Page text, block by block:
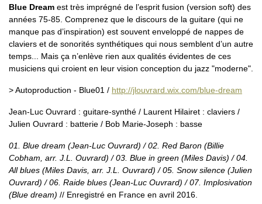
Blue Dream est très imprégné de l’esprit fusion (version soft) des
années 75-85. Comprenez que le discours de la guitare (qui ne
manque pas d’inspiration) est souvent enveloppé de nappes de
claviers et de sonorités synthétiques qui nous semblent d’un autre
temps... Mais ça n’enlève rien aux qualités évidentes de ces
musiciens qui croient en leur vision conception du jazz "moderne".
> Autoproduction - Blue01 / http://jlouvrard.wix.com/blue-dream
Jean-Luc Ouvrard : guitare-synthé / Laurent Hilairet : claviers /
Julien Ouvrard : batterie / Bob Marie-Joseph : basse
01. Blue dream (Jean-Luc Ouvrard) / 02. Red Baron (Billie
Cobham, arr. J.L. Ouvrard) / 03. Blue in green (Miles Davis) / 04.
All blues (Miles Davis, arr. J.L. Ouvrard) / 05. Snow silence (Julien
Ouvrard) / 06. Raide blues (Jean-Luc Ouvrard) / 07. Implosivation
(Blue dream) // Enregistré en France en avril 2016.